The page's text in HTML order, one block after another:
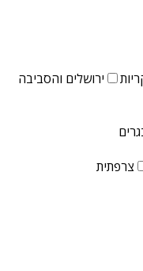
ירושלים והסביבה
צרפתית